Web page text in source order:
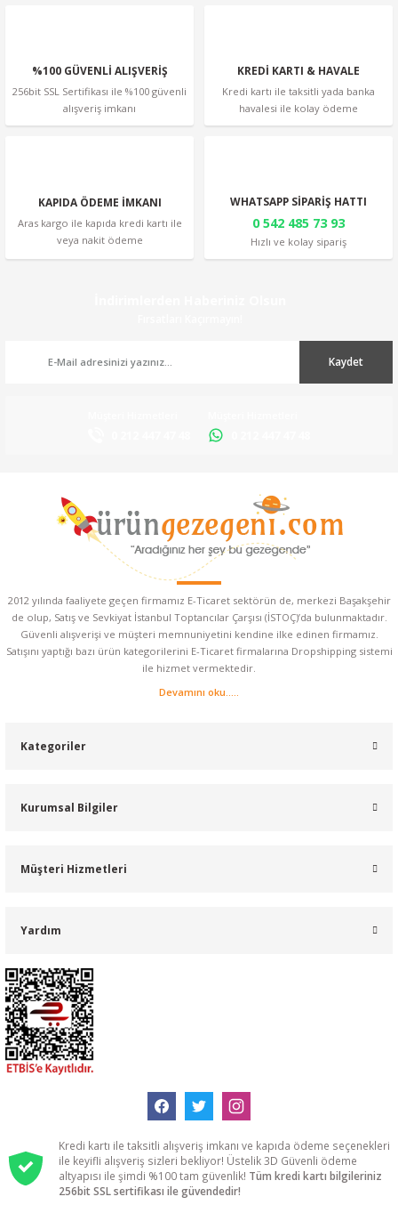
%100 GÜVENLİ ALIŞVERİŞ
256bit SSL Sertifikası ile %100 güvenli
alışveriş imkanı
KREDİ KARTI & HAVALE
Kredi kartı ile taksitli yada banka
havalesi ile kolay ödeme
KAPIDA ÖDEME İMKANI
Aras kargo ile kapıda kredi kartı ile
veya nakit ödeme
WHATSAPP SİPARİŞ HATTI
0 542 485 73 93
Hızlı ve kolay sipariş
Kaydet
2012 yılında faaliyete geçen firmamız E-Ticaret sektörün de, merkezi Başakşehir
de olup, Satış ve Sevkiyat İstanbul Toptancılar Çarşısı (İSTOÇ)’da bulunmaktadır.
Güvenli alışverişi ve müşteri memnuniyetini kendine ilke edinen firmamız.
Satışını yaptığı bazı ürün kategorilerini E-Ticaret firmalarına Dropshipping sistemi
ile hizmet vermektedir.
Devamını oku.....
Kategoriler
Kurumsal Bilgiler
Müşteri Hizmetleri
Yardım
Kredi kartı ile taksitli alışveriş imkanı ve kapıda ödeme seçenekleri
ile keyifli alışveriş sizleri bekliyor! Üstelik 3D Güvenli ödeme
altyapısı ile şimdi %100 tam güvenlik! Tüm kredi kartı bilgileriniz
256bit SSL sertifikası ile güvendedir!